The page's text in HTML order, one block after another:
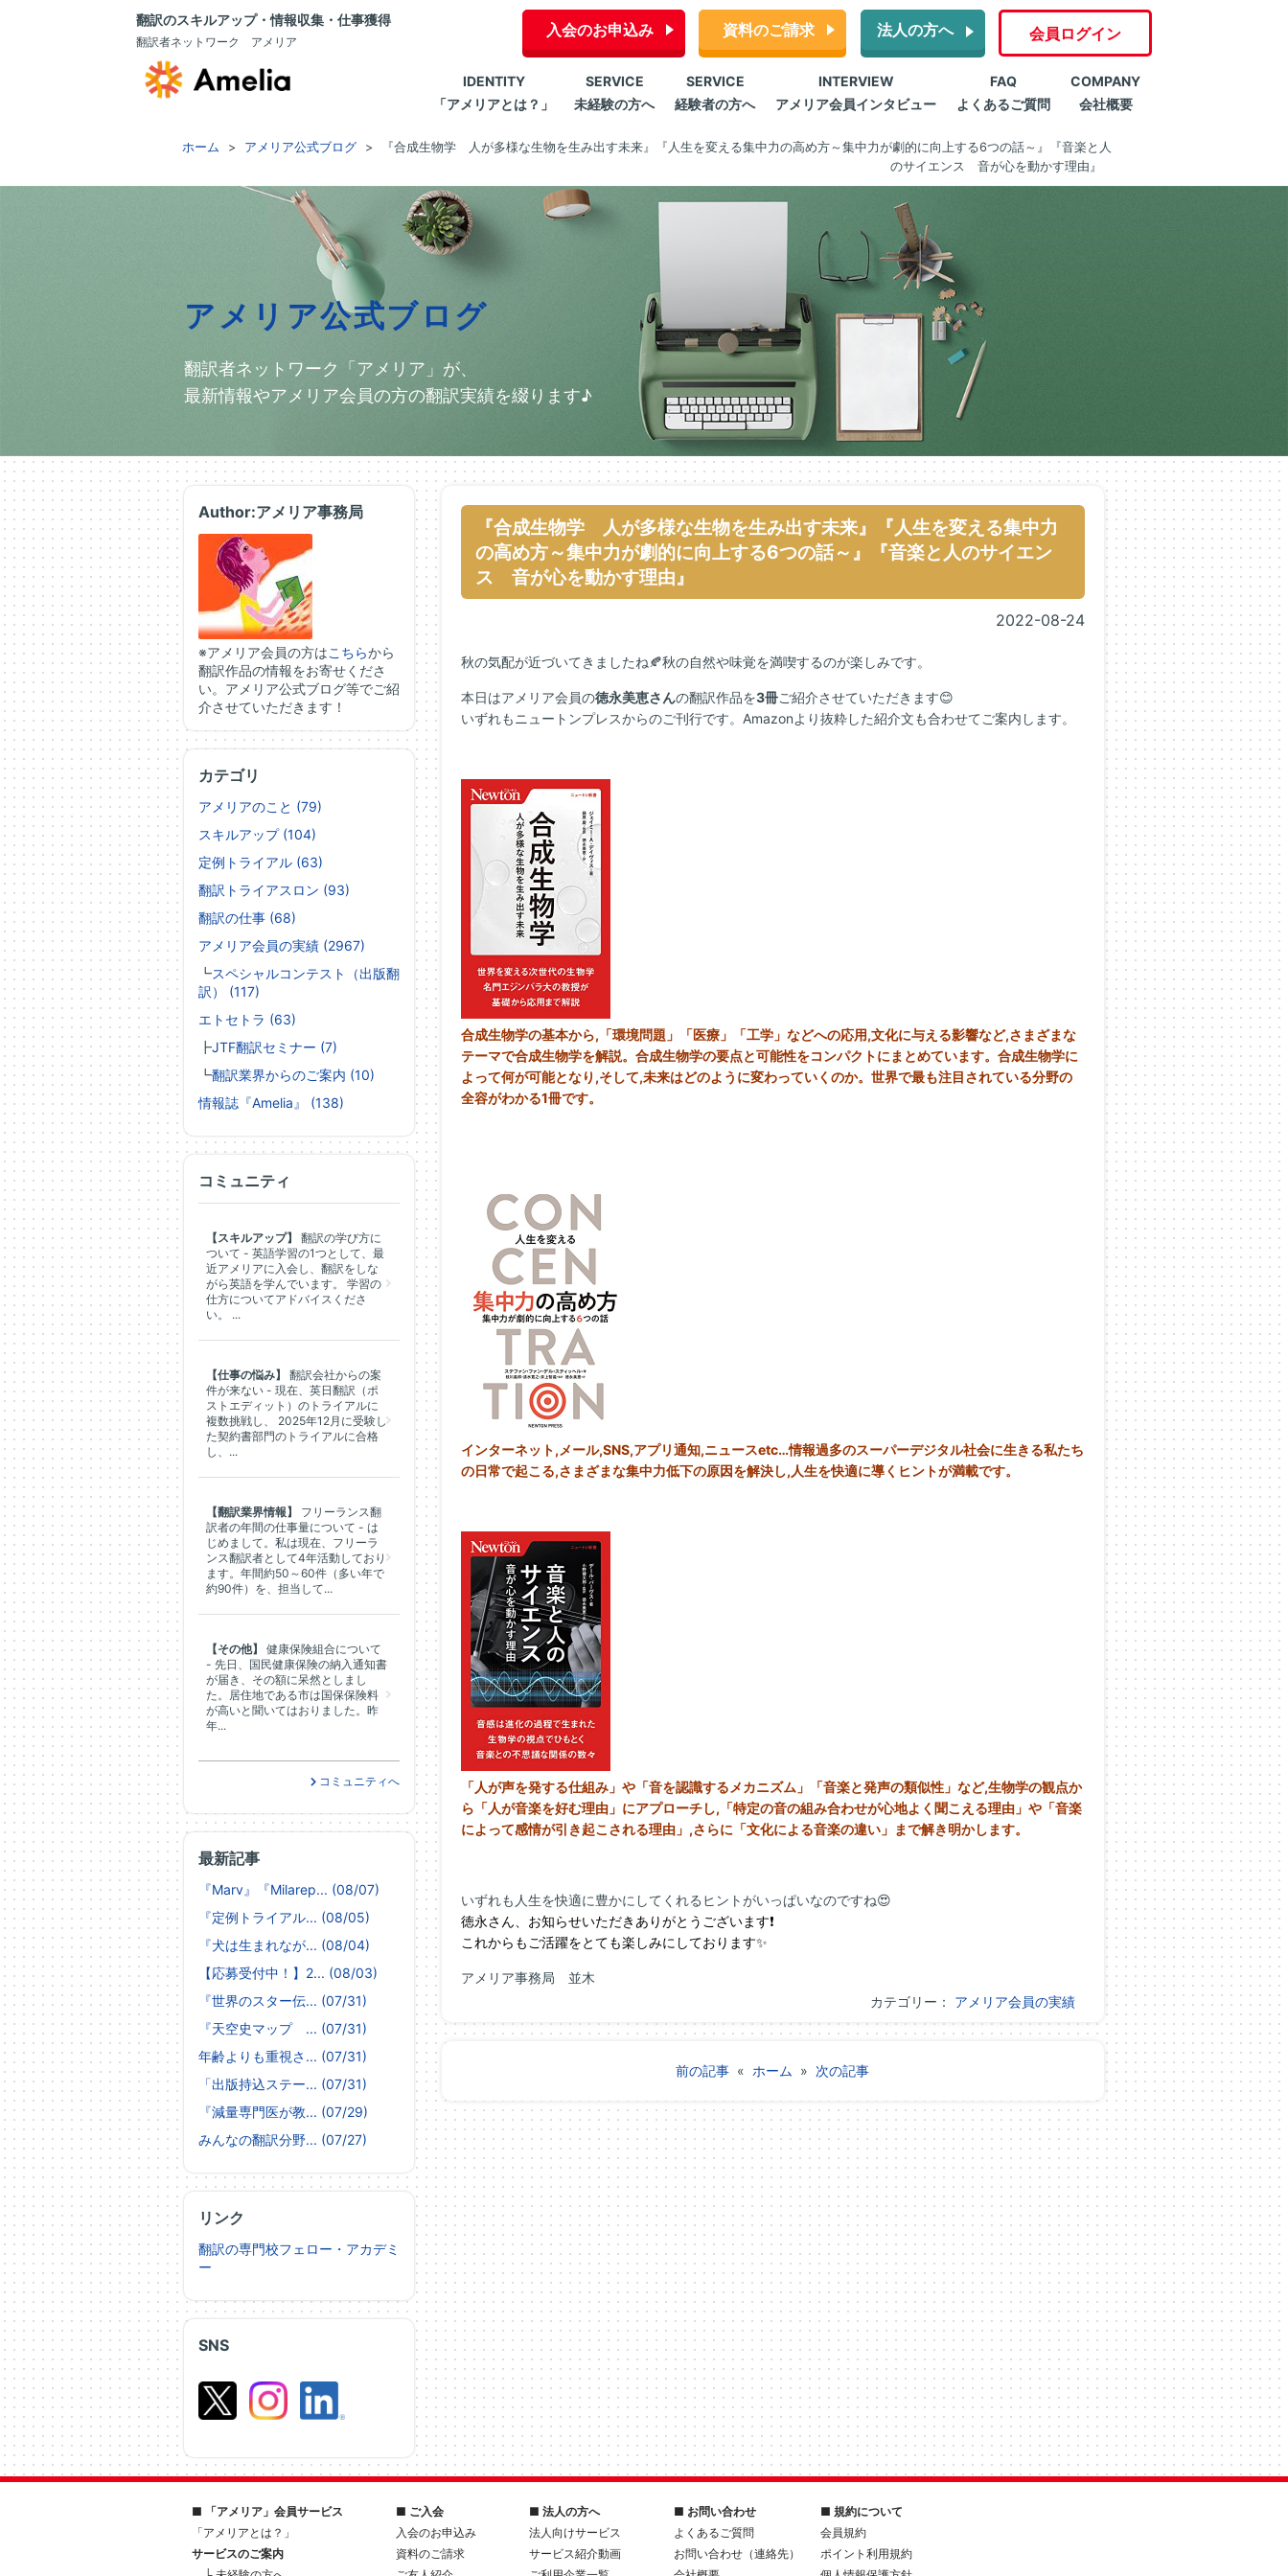
翻訳のスキルアップ・情報収集・仕事獲得
翻訳者ネットワーク アメリア
入会のお申込み 資料のご請求 法人の方へ 会員ログイン
IDENTITY
「アメリアとは？」
SERVICE
未経験の方へ
SERVICE
経験者の方へ
INTERVIEW
アメリア会員インタビュー
FAQ
よくあるご質問
COMPANY
会社概要
ホーム アメリア公式ブログ
『合成生物学 人が多様な生物を生み出す未来』『人生を変える集中力の高め方～集中力が劇的に向上する6つの話～』『音楽と人
のサイエンス 音が心を動かす理由』
アメリア公式ブログ
翻訳者ネットワーク「アメリア」が、
最新情報やアメリア会員の方の翻訳実績を綴ります♪
『合成生物学 人が多様な生物を生み出す未来』『人生を変える集中力
の高め方～集中力が劇的に向上する6つの話～』『音楽と人のサイエン
ス 音が心を動かす理由』
2022-08-24
秋の気配が近づいてきましたね🍂秋の自然や味覚を満喫するのが楽しみです。
本日はアメリア会員の徳永美恵さんの翻訳作品を3冊ご紹介させていただきます😊
いずれもニュートンプレスからのご刊行です。Amazonより抜粋した紹介文も合わせてご案内します。
合成生物学の基本から,「環境問題」「医療」「工学」などへの応用,文化に与える影響など,さまざまな
テーマで合成生物学を解説。合成生物学の要点と可能性をコンパクトにまとめています。合成生物学に
よって何が可能となり,そして,未来はどのように変わっていくのか。世界で最も注目されている分野の
全容がわかる1冊です。
インターネット,メール,SNS,アプリ通知,ニュースetc…情報過多のスーパーデジタル社会に生きる私たち
の日常で起こる,さまざまな集中力低下の原因を解決し,人生を快適に導くヒントが満載です。
「人が声を発する仕組み」や「音を認識するメカニズム」「音楽と発声の類似性」など,生物学の観点か
ら「人が音楽を好む理由」にアプローチし,「特定の音の組み合わせが心地よく聞こえる理由」や「音楽
によって感情が引き起こされる理由」,さらに「文化による音楽の違い」まで解き明かします。
いずれも人生を快適に豊かにしてくれるヒントがいっぱいなのですね😍
徳永さん、お知らせいただきありがとうございます❗
これからもご活躍をとても楽しみにしております✨
アメリア事務局 並木
カテゴリー： アメリア会員の実績
前の記事 « ホーム » 次の記事
Author:アメリア事務局
※アメリア会員の方はこちらから
翻訳作品の情報をお寄せくださ
い。アメリア公式ブログ等でご紹
介させていただきます！
SNS
カテゴリ
アメリアのこと (79)
スキルアップ (104)
定例トライアル (63)
翻訳トライアスロン (93)
翻訳の仕事 (68)
アメリア会員の実績 (2967)
┗スペシャルコンテスト（出版翻
訳） (117)
エトセトラ (63)
┣JTF翻訳セミナー (7)
┗翻訳業界からのご案内 (10)
情報誌『Amelia』 (138)
最新記事
『Marv』『Milarep... (08/07)
『定例トライアル... (08/05)
『犬は生まれなが... (08/04)
【応募受付中！】2... (08/03)
『世界のスター伝... (07/31)
『天空史マップ ... (07/31)
年齢よりも重視さ... (07/31)
「出版持込ステー... (07/31)
『減量専門医が教... (07/29)
みんなの翻訳分野... (07/27)
リンク
翻訳の専門校フェロー・アカデミ
ー
コミュニティ
【スキルアップ】
翻訳の学び方に
ついて - 英語学習の1つとして、最
近アメリアに入会し、翻訳をしな
がら英語を学んでいます。 学習の
仕方についてアドバイスくださ
い。 ...
【仕事の悩み】
翻訳会社からの案
件が来ない - 現在、英日翻訳（ポ
ストエディット）のトライアルに
複数挑戦し、 2025年12月に受験し
た契約書部門のトライアルに合格
し、...
【翻訳業界情報】
フリーランス翻
訳者の年間の仕事量について - は
じめまして。私は現在、フリーラ
ンス翻訳者として4年活動しており
ます。年間約50～60件（多い年で
約90件）を、担当して...
【その他】
健康保険組合について
- 先日、国民健康保険の納入通知書
が届き、その額に呆然としまし
た。居住地である市は国保保険料
が高いと聞いてはおりました。昨
年...
コミュニティへ
■ 「アメリア」会員サービス
「アメリアとは？」
サービスのご案内
■ ご入会
入会のお申込み
資料のご請求
■ 法人の方へ
法人向けサービス
サービス紹介動画
■ お問い合わせ
よくあるご質問
お問い合わせ（連絡先）
■ 規約について
会員規約
ポイント利用規約